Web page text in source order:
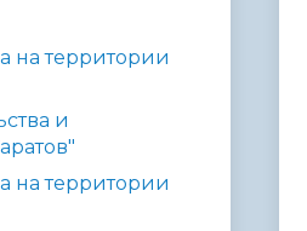
на территории
и
на территории